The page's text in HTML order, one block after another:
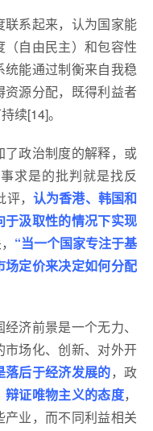
系起来，认为国家能
自由民主）和包容性
能通过制衡来自我稳
源分配，既得利益者
续[14]。
政治制度的解释，或
求是的批判就是找反
， 认为香港、韩国和
汲取性的情况下实现
“当一个国家专注于基
定价来决定如何分配
济前景是一个无力、
场化、创新、对外开
落后于经济发展的，政
辩证唯物主义的态度，
业，而不同利益相关